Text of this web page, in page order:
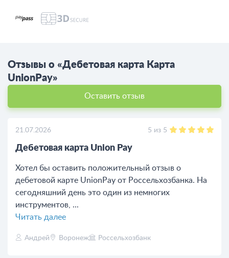
Отзывы о «Дебетовая карта Карта
UnionPay»
Оставить отзыв
21.07.2026 5 из 5
Дебетовая карта Union Pay
Хотел бы оставить положительный отзыв о
дебетовой карте UnionPay от Россельхозбанка. На
сегодняшний день это один из немногих
инструментов, ...
Читать далее
Андрей Воронеж Россельхозбанк